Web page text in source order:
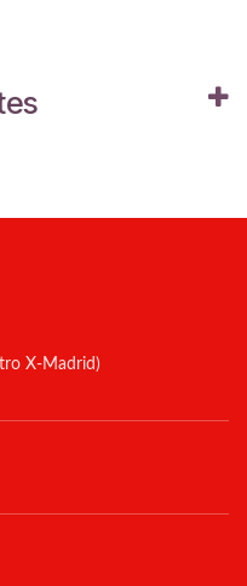
X-Madrid)